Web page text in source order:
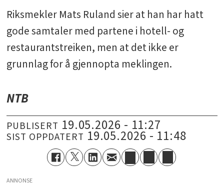
Riksmekler Mats Ruland sier at han har hatt
gode samtaler med partene i hotell- og
restaurantstreiken, men at det ikke er
grunnlag for å gjennopta meklingen.
NTB
PUBLISERT 19.05.2026 - 11:27
SIST OPPDATERT 19.05.2026 - 11:48
ANNONSE